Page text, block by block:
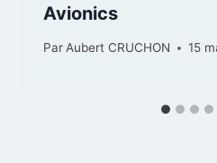
Avionics
ParAubert CRUCHON 15